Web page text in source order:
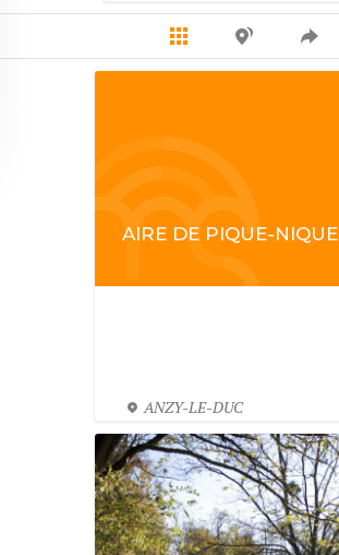
AIRE DE PIQUE-NIQUE
ANZY-LE-DUC